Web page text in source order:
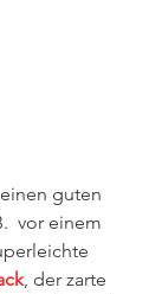
guten
vor einem
, der zarte